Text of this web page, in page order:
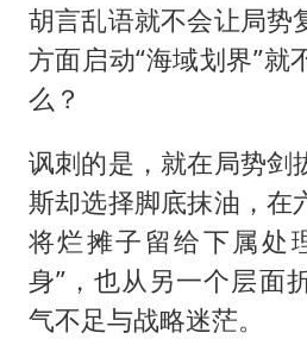
胡言乱语就不会让局势
方面启动“海域划界”就
么？
讽刺的是，就在局势剑
斯却选择脚底抹油，在
将烂摊子留给下属处
身”，也从另一个层面
气不足与战略迷茫。